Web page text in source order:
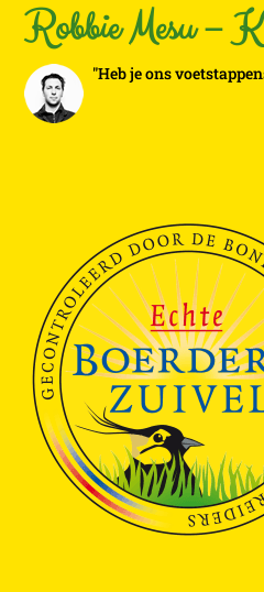
Robbie Mesu –
"Heb je ons